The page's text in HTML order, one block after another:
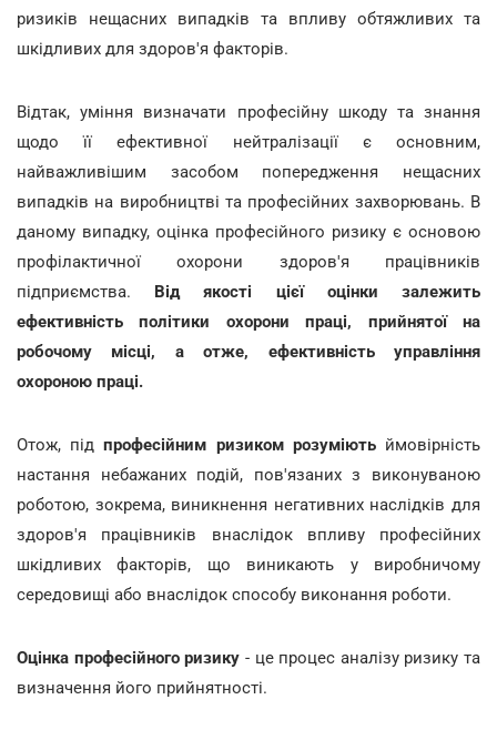
ризиків нещасних випадків та впливу обтяжливих та
шкідливих для здоров'я факторів.
Відтак, уміння визначати професійну шкоду та знання
щодо її ефективної нейтралізації є основним,
найважливішим засобом попередження нещасних
випадків на виробництві та професійних захворювань. В
даному випадку, оцінка професійного ризику є основою
профілактичної охорони здоров'я працівників
підприємства. Від якості цієї оцінки залежить
ефективність політики охорони праці, прийнятої на
робочому місці, а отже, ефективність управління
охороною праці.
Отож, під професійним ризиком розуміютьймовірність
настання небажаних подій, пов'язаних з виконуваною
роботою, зокрема, виникнення негативних наслідків для
здоров'я працівників внаслідок впливу професійних
шкідливих факторів, що виникають у виробничому
середовищі або внаслідок способу виконання роботи.
Оцінка професійного ризику - це процес аналізу ризику та
визначення його прийнятності.